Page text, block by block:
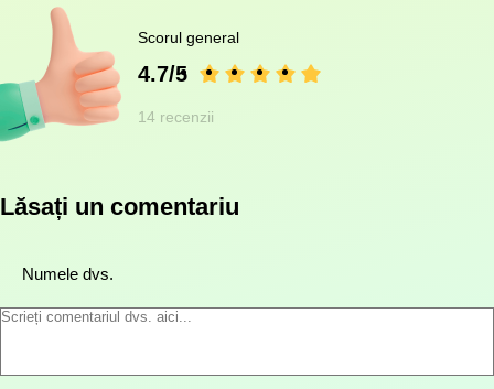
Scorul general
4.7/5
14 recenzii
Lăsați un comentariu
Numele dvs.